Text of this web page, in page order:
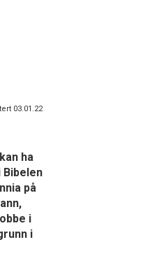
03.01.22
ha
på
i
i